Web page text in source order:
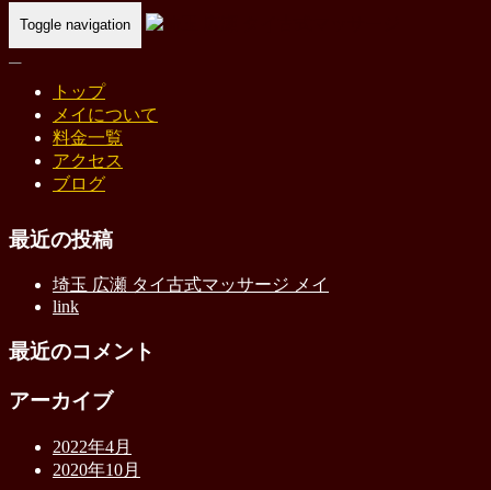
Toggle navigation
トップ
メイについて
料金一覧
アクセス
ブログ
Home- タイ古…
タイ古式マッサージ
最近の投稿
埼玉 広瀬 タイ古式マッサージ メイ
link
最近のコメント
アーカイブ
2022年4月
2020年10月